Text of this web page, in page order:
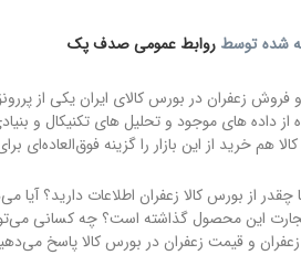
شده توسط روابط عمومی صدف پک
فروش زعفران در بورس کالای ایران یکی از
از داده های موجود و تحلیل های تکنیکال و
هم خرید از این بازار را گزینه فوق‌العاده‌ای
چقدر از بورس کالا زعفران اطلاعات دارید؟
این محصول گذاشته است؟ چه کسانی
زعفران و قیمت زعفران در بورس کالا پاسخ